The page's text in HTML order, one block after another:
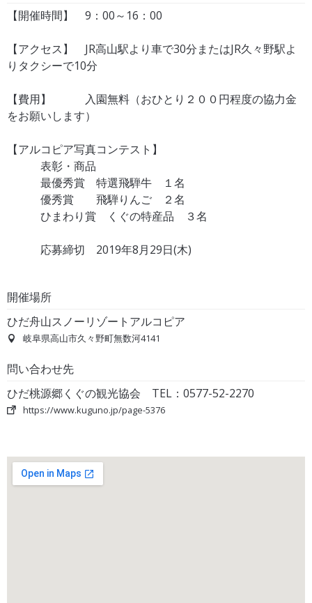
【開催時間】 9：00～16：00
【アクセス】 JR高山駅より車で30分またはJR久々野駅よ
りタクシーで10分
【費用】 入園無料（おひとり２００円程度の協力金
をお願いします）
【アルコピア写真コンテスト】
表彰・商品
最優秀賞 特選飛騨牛 １名
優秀賞 飛騨りんご ２名
ひまわり賞 くぐの特産品 ３名
応募締切 2019年8月29日(木)
開催場所
ひだ舟山スノーリゾートアルコピア
岐阜県高山市久々野町無数河4141
問い合わせ先
ひだ桃源郷くぐの観光協会 TEL：0577-52-2270
https://www.kuguno.jp/page-5376